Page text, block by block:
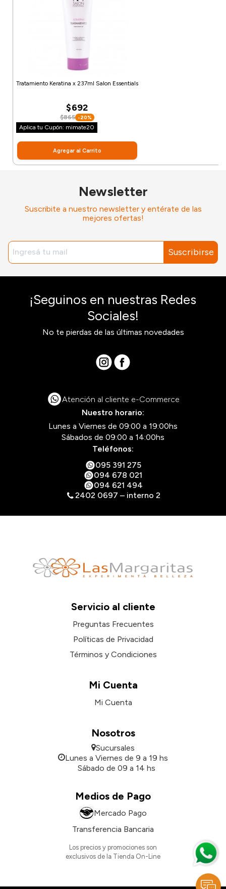
Tratamiento Keratina x 237ml Salon Essentials
$692
$865 -20%
Aplica tu Cupón: mimate20
Agregar al Carrito
Newsletter
Suscribite a nuestro newsletter y entérate de las
mejores ofertas!
Suscribirse
¡Seguinos en nuestras Redes
Sociales!
No te pierdas de las últimas novedades
Atención al cliente e-Commerce
Nuestro horario:
Lunes a Viernes de 09:00 a 19:00hs
Sábados de 09:00 a 14:00hs
Teléfonos:
095 391 275
094 678 021
094 621 494
2402 0697 – interno 2
Servicio al cliente
Preguntas Frecuentes
Políticas de Privacidad
Términos y Condiciones
Mi Cuenta
Mi Cuenta
Nosotros
Sucursales
Lunes a Viernes de 9 a 19 hs
Sábado de 09 a 14 hs
Medios de Pago
Mercado Pago
Transferencia Bancaria
Los precios y promociones son
exclusivos de la Tienda On-Line